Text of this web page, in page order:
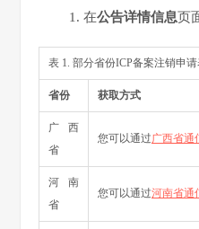
在公告详情信息页
表 1. 部分省份ICP备案注销申
省份 获取方式
广西
省
您可以通过广西省通
河南
省
您可以通过河南省通